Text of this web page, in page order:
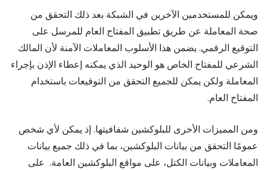
ويمكن للمستخدمين الآخرين في الشبكة بعد ذلك التحقق من
صحة المعاملة عن طريق تطبيق المفتاح العام للمرسل على
التوقيع الرقمي. يضمن هذا الأسلوب المعاملات الآمنة لأن المالك
الشرعي للمفتاح الخاص هو الوحيد الذي يمكنه إعطاء الإذن بإجراء
المعاملة ولكن يمكن للجميع التحقق من التوقيعات باستخدام
المفتاح العام.
ومن المميزات الأخرى للبلوكشين شفافيتها. إذ يمكن لأي شخص
عمومًا التحقق من بيانات البلوكشين، بما في ذلك جميع بيانات
المعاملات وبيانات الكتل، على مواقع البلوكشين العامة. على